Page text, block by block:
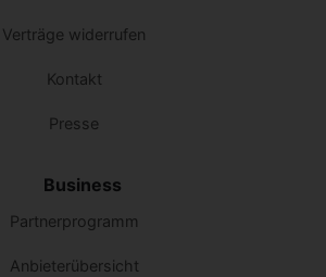
Verträge widerrufen
Kontakt
Presse
Business
Partnerprogramm
Anbieterübersicht